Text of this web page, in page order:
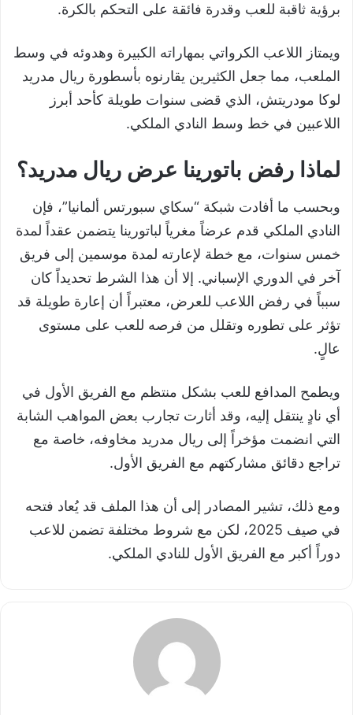
برؤية ثاقبة للعب وقدرة فائقة على التحكم بالكرة.
ويمتاز اللاعب الكرواتي بمهاراته الكبيرة وهدوئه في وسط
الملعب، مما جعل الكثيرين يقارنوه بأسطورة ريال مدريد
لوكا مودريتش، الذي قضى سنوات طويلة كأحد أبرز
اللاعبين في خط وسط النادي الملكي.
لماذا رفض باتورينا عرض ريال مدريد؟
وبحسب ما أفادت شبكة “سكاي سبورتس ألمانيا”، فإن
النادي الملكي قدم عرضاً مغرياً لباتورينا يتضمن عقداً لمدة
خمس سنوات، مع خطة لإعارته لمدة موسمين إلى فريق
آخر في الدوري الإسباني. إلا أن هذا الشرط تحديداً كان
سبباً في رفض اللاعب للعرض، معتبراً أن إعارة طويلة قد
تؤثر على تطوره وتقلل من فرصه للعب على مستوى
عالٍ.
ويطمح المدافع للعب بشكل منتظم مع الفريق الأول في
أي نادٍ ينتقل إليه، وقد أثارت تجارب بعض المواهب الشابة
التي انضمت مؤخراً إلى ريال مدريد مخاوفه، خاصة مع
تراجع دقائق مشاركتهم مع الفريق الأول.
ومع ذلك، تشير المصادر إلى أن هذا الملف قد يُعاد فتحه
في صيف 2025، لكن مع شروط مختلفة تضمن للاعب
دوراً أكبر مع الفريق الأول للنادي الملكي.